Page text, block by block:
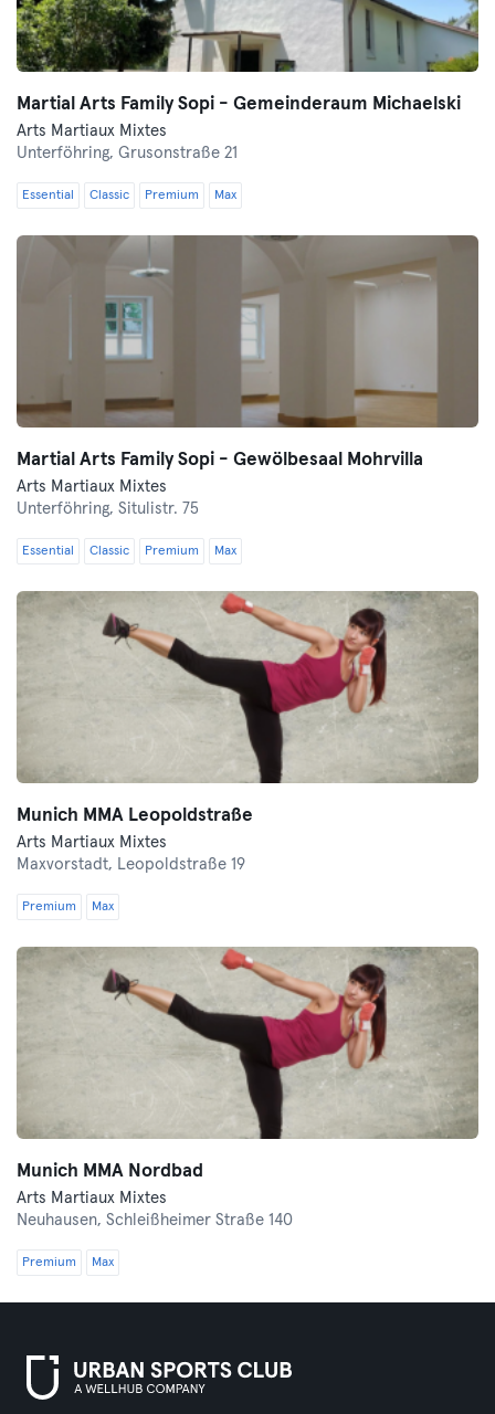
Martial Arts Family Sopi - Gemeinderaum Michaelski
Arts Martiaux Mixtes
Unterföhring, Grusonstraße 21
Essential Classic Premium Max
Martial Arts Family Sopi - Gewölbesaal Mohrvilla
Arts Martiaux Mixtes
Unterföhring, Situlistr. 75
Essential Classic Premium Max
Munich MMA Leopoldstraße
Arts Martiaux Mixtes
Maxvorstadt, Leopoldstraße 19
Premium Max
Munich MMA Nordbad
Arts Martiaux Mixtes
Neuhausen, Schleißheimer Straße 140
Premium Max